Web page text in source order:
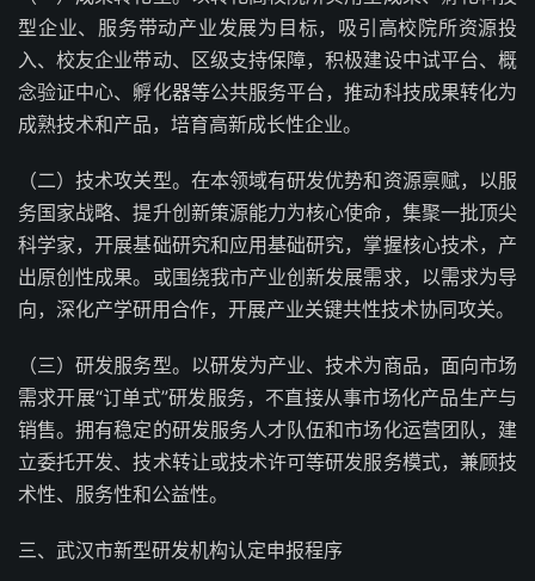
型企业、服务带动产业发展为目标，吸引高校院所资源投
入、校友企业带动、区级支持保障，积极建设中试平台、概
念验证中心、孵化器等公共服务平台，推动科技成果转化为
成熟技术和产品，培育高新成长性企业。
（二）技术攻关型。在本领域有研发优势和资源禀赋，以服
务国家战略、提升创新策源能力为核心使命，集聚一批顶尖
科学家，开展基础研究和应用基础研究，掌握核心技术，产
出原创性成果。或围绕我市产业创新发展需求，以需求为导
向，深化产学研用合作，开展产业关键共性技术协同攻关。
（三）研发服务型。以研发为产业、技术为商品，面向市场
需求开展“订单式”研发服务，不直接从事市场化产品生产与
销售。拥有稳定的研发服务人才队伍和市场化运营团队，建
立委托开发、技术转让或技术许可等研发服务模式，兼顾技
术性、服务性和公益性。
三、武汉市新型研发机构认定申报程序